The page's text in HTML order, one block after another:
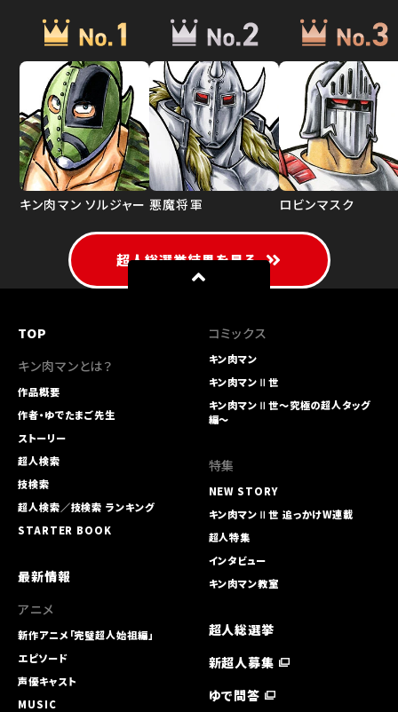
キン肉マン ソルジャー 悪魔将軍 ロビンマスク
超人総選挙結果を見る
TOP
キン肉マンとは？
作品概要
作者・ゆでたまご先生
ストーリー
超人検索
技検索
超人検索／技検索 ランキング
STARTER BOOK
最新情報
アニメ
新作アニメ「完璧超人始祖編」
エピソード
声優キャスト
MUSIC
コミックス
キン肉マン
キン肉マンⅡ世
キン肉マンⅡ世～究極の超人タッグ
編～
特集
NEW STORY
キン肉マンⅡ世 追っかけW連載
超人特集
インタビュー
キン肉マン教室
超人総選挙
新超人募集
ゆで問答